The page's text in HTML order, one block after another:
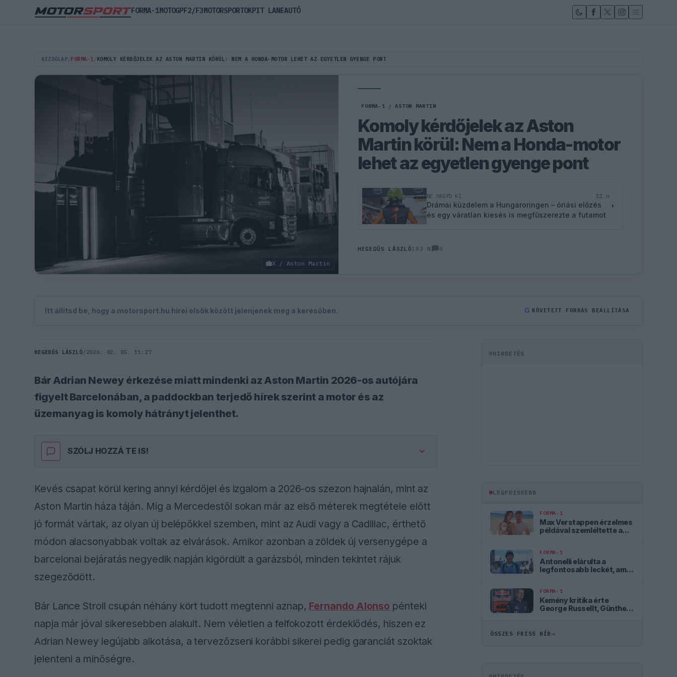
KEZDŐLAP FORMA-1 KOMOLY KÉRDŐJELEK AZ ASTON MARTIN KÖRÜL: NEM A HONDA-MOTOR LEHET AZ EGYETLEN GYENGE PONT
X / Aston Martin
FORMA-1 / ASTON MARTIN
Komoly kérdőjelek az Aston
Martin körül: Nem a Honda-motor
lehet az egyetlen gyenge pont
NE HAGYD KI 11 n
Drámai küzdelem a Hungaroringen – óriási előzés
és egy váratlan kiesés is megfűszerezte a futamot
HEGEDŰS LÁSZLÓ182 N 0
Itt állítsd be, hogy a motorsport.hu hírei elsők között jelenjenek meg a keresőben. G KÖVETETT FORRÁS BEÁLLÍTÁSA
HEGEDŰS LÁSZLÓ/ 2026. 02. 05. 11:27
Bár Adrian Newey érkezése miatt mindenki az Aston Martin 2026-os autójára
figyelt Barcelonában, a paddockban terjedő hírek szerint a motor és az
üzemanyag is komoly hátrányt jelenthet.
SZÓLJ HOZZÁ TE IS!
Kevés csapat körül kering annyi kérdőjel és izgalom a 2026-os szezon hajnalán, mint az
Aston Martin háza táján. Míg a Mercedestől sokan már az első méterek megtétele előtt
jó formát vártak, az olyan új belépőkkel szemben, mint az Audi vagy a Cadillac, érthető
módon alacsonyabbak voltak az elvárások. Amikor azonban a zöldek új versenygépe a
barcelonai bejáratás negyedik napján kigördült a garázsból, minden tekintet rájuk
szegeződött.
Bár Lance Stroll csupán néhány kört tudott megtenni aznap, Fernando Alonso pénteki
napja már jóval sikeresebben alakult. Nem véletlen a felfokozott érdeklődés, hiszen ez
Adrian Newey legújabb alkotása, a tervezőzseni korábbi sikerei pedig garanciát szoktak
jelenteni a minőségre.
HIRDETÉS
LEGFRISSEBB
FORMA-1
Max Verstappen érzelmes
példával szemléltette a
FORMA-1
Antonelli elárulta a
legfontosabb leckét, amit
FORMA-1
Kemény kritika érte
George Russellt, Günther
ÖSSZES FRISS HÍR→
FORMA-1MOTOGPF2/F3MOTORSPORTOKPIT LANEAUTÓ